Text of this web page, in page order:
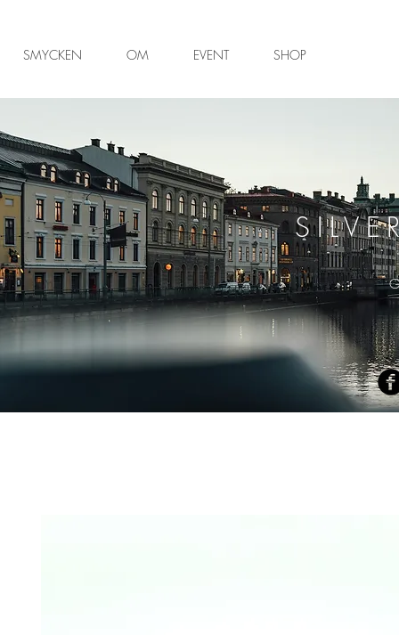
SMYCKEN OM EVENT SHOP